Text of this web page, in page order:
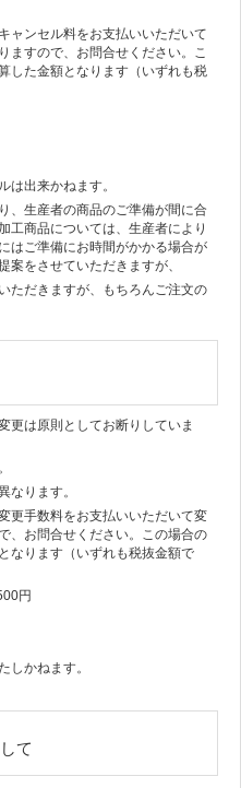
ャンセル料をお支払いいただいて
ますので、お問合せください。こ
した金額となります（いずれも税
は出来かねます。
、生産者の商品のご準備が間に合
工商品については、生産者により
はご準備にお時間がかかる場合が
案をさせていただきますが、
ただきますが、もちろんご注文の
更は原則としてお断りしていま
なります。
更手数料をお支払いいただいて変
、お問合せください。この場合の
なります（いずれも税抜金額で
円
しかねます。
て